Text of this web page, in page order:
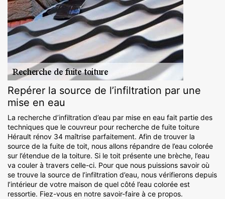
Repérer la source de l’infiltration par une
mise en eau
La recherche d’infiltration d’eau par mise en eau fait partie des
techniques que le couvreur pour recherche de fuite toiture
Hérault rénov 34 maîtrise parfaitement. Afin de trouver la
source de la fuite de toit, nous allons répandre de l’eau colorée
sur l’étendue de la toiture. Si le toit présente une brèche, l’eau
va couler à travers celle-ci. Pour que nous puissions savoir où
se trouve la source de l’infiltration d’eau, nous vérifierons depuis
l’intérieur de votre maison de quel côté l’eau colorée est
ressortie. Fiez-vous en notre savoir-faire à ce propos.